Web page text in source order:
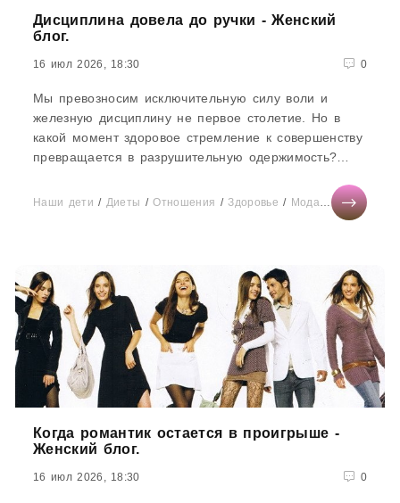
Дисциплина довела до ручки - Женский
блог.
16 июл 2026, 18:30 0
Мы превозносим исключительную силу воли и
железную дисциплину не первое столетие. Но в
какой момент здоровое стремление к совершенству
превращается в разрушительную одержимость?
Наши дети / Диеты /Отношения /Здоровье / Мода/Тесты
Когда романтик остается в проигрыше -
Женский блог.
16 июл 2026, 18:30 0